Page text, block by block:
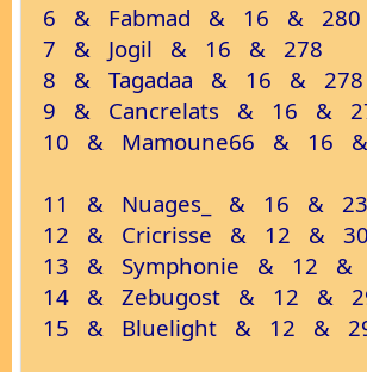
6 & Fabmad & 16 & 280
7 & Jogil & 16 & 278
8 & Tagadaa & 16 & 278
9 & Cancrelats & 16 &
10 & Mamoune66 & 16
11 & Nuages_ & 16 &
12 & Cricrisse & 12 &
13 & Symphonie & 12 &
14 & Zebugost & 12 &
15 & Bluelight & 12 &